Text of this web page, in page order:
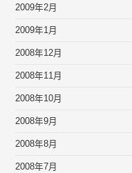
2009年2月
2009年1月
2008年12月
2008年11月
2008年10月
2008年9月
2008年8月
2008年7月